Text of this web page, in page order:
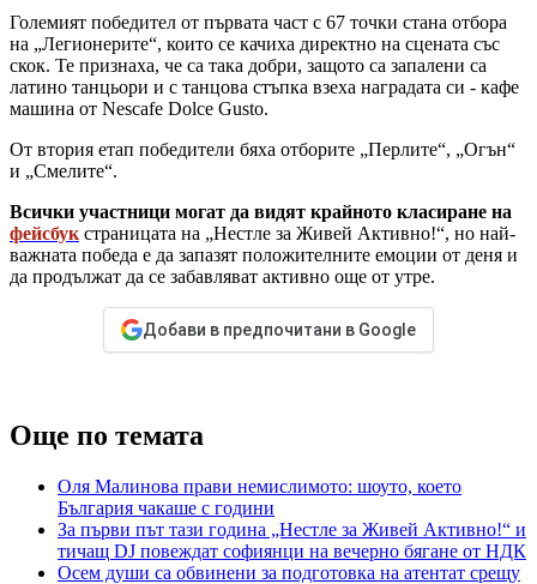
Големият победител от първата част с 67 точки стана отбора
на „Легионерите“, които се качиха директно на сцената със
скок. Те признаха, че са така добри, защото са запалени са
латино танцьори и с танцова стъпка взеха наградата си - кафе
машина от Nescafe Dolce Gusto.
От втория етап победители бяха отборите „Перлите“, „Огън“
и „Смелите“.
Всички участници могат да видят крайното класиране на
фейсбук страницата на „Нестле за Живей Активно!“, но най-
важната победа е да запазят положителните емоции от деня и
да продължат да се забавляват активно още от утре.
Добави в предпочитани в Google
Още по темата
Оля Малинова прави немислимото: шоуто, което
България чакаше с години
За първи път тази година „Нестле за Живей Активно!“ и
тичащ DJ повеждат софиянци на вечерно бягане от НДК
Осем души са обвинени за подготовка на атентат срещу